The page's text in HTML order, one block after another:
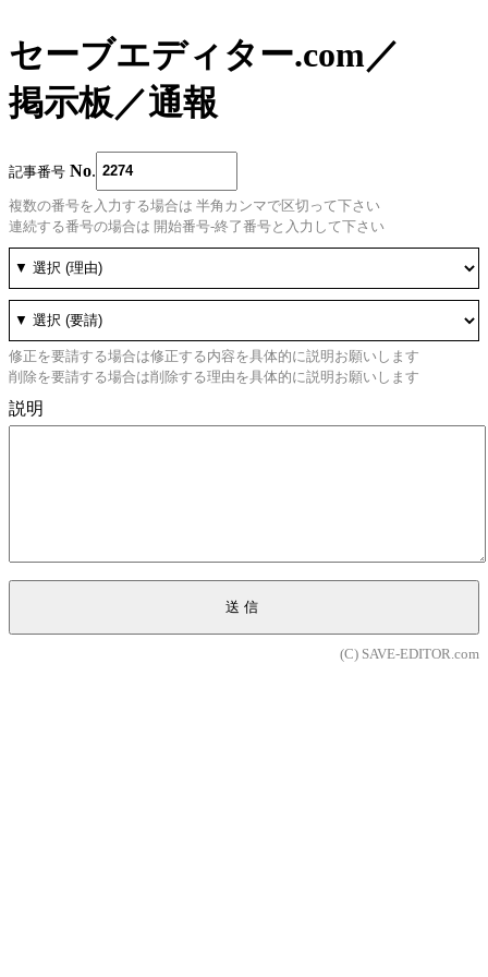
セーブエディター.com／
掲示板／通報
記事番号 No
複数の番号を入力する場合は 半角カンマで区切って下さい
連続する番号の場合は 開始番号-終了番号と入力して下さい
修正を要請する場合は修正する内容を具体的に説明お願いします
削除を要請する場合は削除する理由を具体的に説明お願いします
説明
送信
(C) SAVE-EDITOR.com